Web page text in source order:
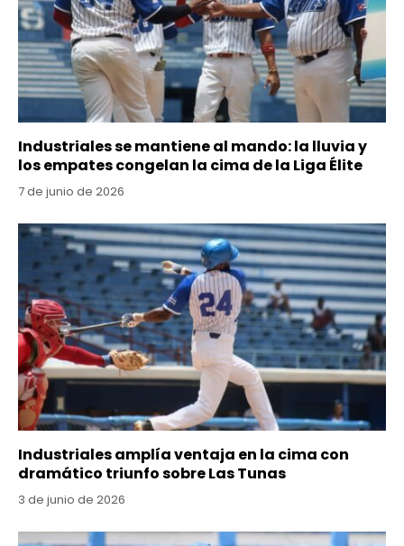
Industriales se mantiene al mando: la lluvia y
los empates congelan la cima de la Liga Élite
7 de junio de 2026
Industriales amplía ventaja en la cima con
dramático triunfo sobre Las Tunas
3 de junio de 2026